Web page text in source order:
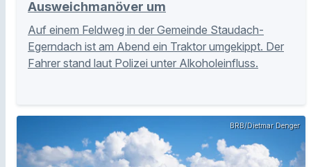
Ausweichmanöver um
Auf einem Feldweg in der Gemeinde Staudach-
Egerndach ist am Abend ein Traktor umgekippt. Der
Fahrer stand laut Polizei unter Alkoholeinfluss.
BRB/Dietmar Denger